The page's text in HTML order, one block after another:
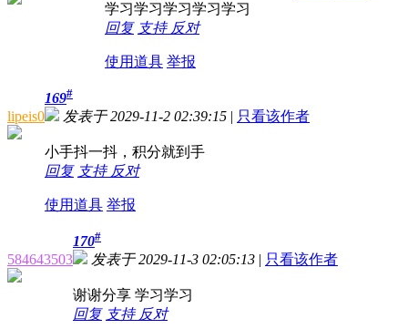
学习学习学习学习学习
回复 支持 反对
使用道具 举报
lipeis0
169#
发表于 2029-11-2 02:39:15 | 只看该作者
小手抖一抖，积分就到手
回复 支持 反对
使用道具 举报
584643503
170#
发表于 2029-11-3 02:05:13 | 只看该作者
谢谢分享 学习学习
回复 支持 反对